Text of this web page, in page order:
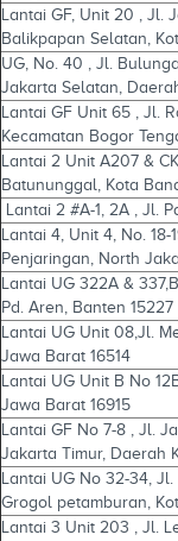
Lantai GF, Unit 20 , Jl.
Balikpapan Selatan,
UG, No. 40 , Jl.
Jakarta Selatan,
Lantai GF Unit 65 , Jl.
Kecamatan Bogor
Lantai 2 Unit A207 &
Batununggal, Kota
Lantai 2 #A-1, 2A , Jl.
Lantai 4, Unit 4, No. 18-
Penjaringan, North
Lantai UG 322A &
Pd. Aren, Banten 15227
Lantai UG Unit 08,Jl.
Jawa Barat 16514
Lantai UG Unit B No
Jawa Barat 16915
Lantai GF No 7-8 , Jl.
Jakarta Timur, Daerah
Lantai UG No 32-34, Jl.
Grogol petamburan,
Lantai 3 Unit 203 , Jl.